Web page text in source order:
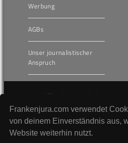
Frankenjura.com verwendet
von deinem Einverständnis aus,
Website weiterhin nutzt.
Werbung
AGBs
Unser journalistischer
Anspruch
Die hier veröffentlichten Inhalte
Urheberrecht (Copyright) und dürfen
unverändert wiederveröffentlicht
wir auf juristischem Wege vorgehen.